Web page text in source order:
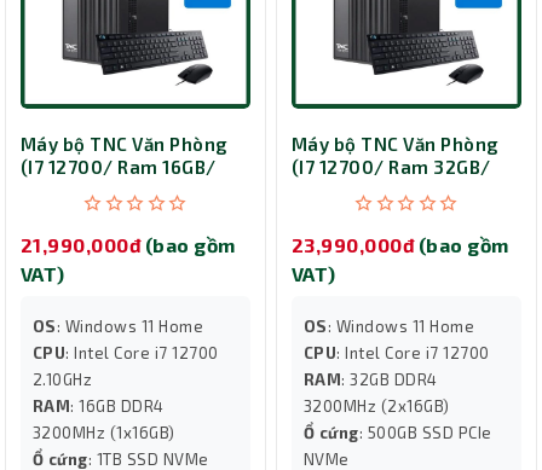
Máy bộ TNC Văn Phòng
(I7 12700/ Ram 16GB/
21,990,000đ (bao gồm
VAT)
OS: Windows 11 Home
CPU: Intel Core i7 12700
2.10GHz
RAM: 16GB DDR4
3200MHz (1x16GB)
Ổ cứng: 1TB SSD NVMe
Máy bộ TNC Văn Phòng
(I7 12700/ Ram 32GB/
23,990,000đ (bao gồm
VAT)
OS: Windows 11 Home
CPU: Intel Core i7 12700
RAM: 32GB DDR4
3200MHz (2x16GB)
Ổ cứng: 500GB SSD PCIe
NVMe